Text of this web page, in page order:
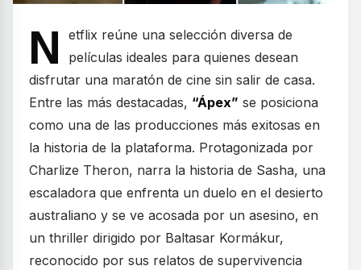
N
etflix reúne una selección diversa de
películas ideales para quienes desean
disfrutar una maratón de cine sin salir de casa.
Entre las más destacadas, “Ápex” se posiciona
como una de las producciones más exitosas en
la historia de la plataforma. Protagonizada por
Charlize Theron, narra la historia de Sasha, una
escaladora que enfrenta un duelo en el desierto
australiano y se ve acosada por un asesino, en
un thriller dirigido por Baltasar Kormákur,
reconocido por sus relatos de supervivencia